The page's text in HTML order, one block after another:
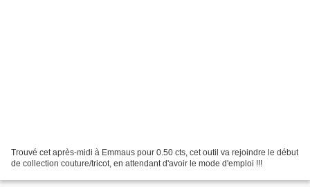
Trouvé cet après-midi à Emmaus pour 0.50 cts, cet outil va rejoindre le début
de collection couture/tricot, en attendant d'avoir le mode d'emploi !!!